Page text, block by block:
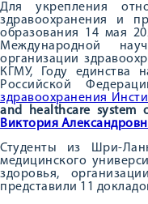
Для укрепления
здравоохранения и
образования 14 мая
Международной
организации
КГМУ, Году единства
Российской
здравоохранения
and healthcare system
Виктория
Студенты из Шри-
медицинского
здоровья,
представили 11